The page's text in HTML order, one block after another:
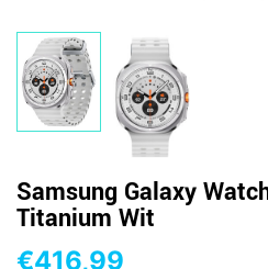
Samsung Galaxy
Titanium Wit
€416,99